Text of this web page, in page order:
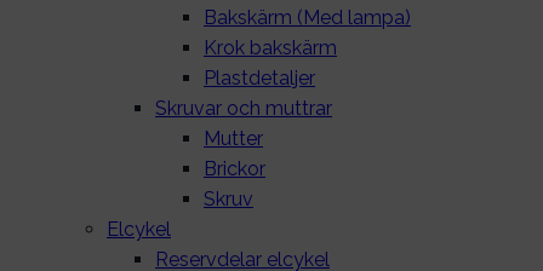
Bakskärm (Med lampa)
Krok bakskärm
Plastdetaljer
Skruvar och muttrar
Mutter
Brickor
Skruv
Elcykel
Reservdelar elcykel